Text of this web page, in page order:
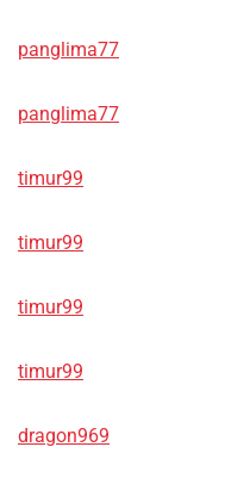
panglima77
panglima77
timur99
timur99
timur99
timur99
dragon969